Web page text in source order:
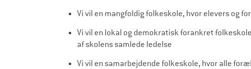
Vi vil en mangfoldig folkeskole, hvor elevers og
Vi vil en lokal og demokratisk forankret
af skolens samlede ledelse
Vi vil en samarbejdende folkeskole, hvor alle